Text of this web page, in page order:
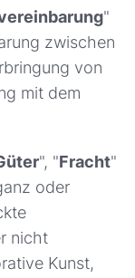
"
zwischen
von
mit dem
", "Fracht"
oder
nicht
Kunst,